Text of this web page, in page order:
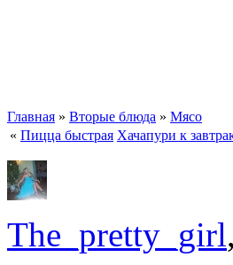
Главная » Вторые блюда » Мясо
« Пицца быстрая Хачапури к
The_pretty_girl